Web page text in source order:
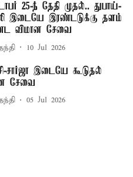
25-ந் தேதி முதல்.. துபாய்-
இடையே இரண்டடுக்கு தளம்
விமான சேவை
10 Jul 2026
சார்ஜா இடையே கூடுதல்
சேவை
05 Jul 2026